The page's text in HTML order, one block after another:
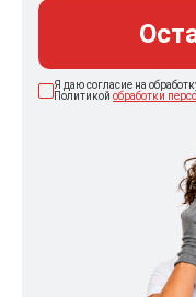
Я даю согласие на
Политикой обработки